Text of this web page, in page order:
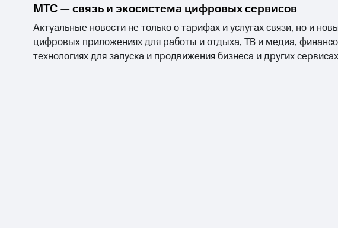
МТС — связь и экосистема цифровых сервисов
Актуальные новости не только о тарифах и услугах связи, но и
цифровых приложениях для работы и отдыха, ТВ и медиа,
технологиях для запуска и продвижения бизнеса и других